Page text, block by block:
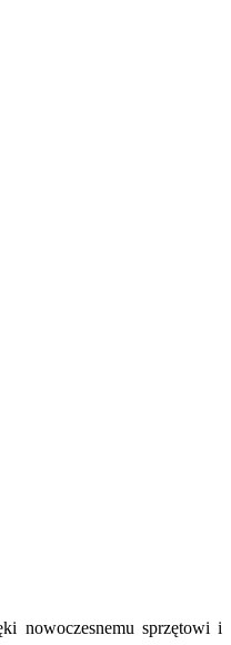
nowoczesnemu sprzętowi i